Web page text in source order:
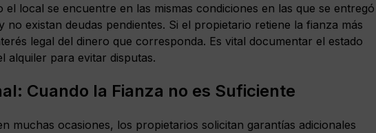
local se encuentre en las mismas condiciones en las que se entregó
existan deudas pendientes. Si el propietario retiene la fianza más
legal del dinero que corresponda. Es vital documentar el estado
alquiler para evitar disputas.
Cuando la Fianza no es Suficiente
muchas ocasiones, los propietarios solicitan garantías adicionales